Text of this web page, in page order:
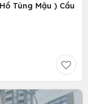
Tùng Mậu ) Cầu